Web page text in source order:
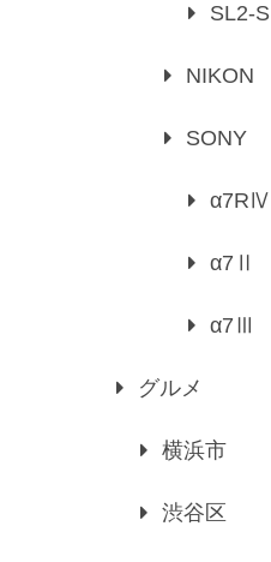
SL2-S
NIKON
SONY
α7RⅣ
α7Ⅱ
α7Ⅲ
グルメ
横浜市
渋谷区